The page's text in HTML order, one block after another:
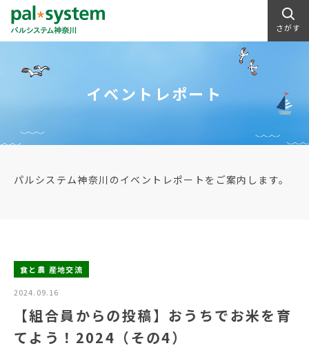
さがす
イベントレポート
パルシステム神奈川のイベントレポートをご案内します。
食と農 産地交流
2024.09.16
【組合員からの投稿】おうちでお米を育
てよう！2024（その4）